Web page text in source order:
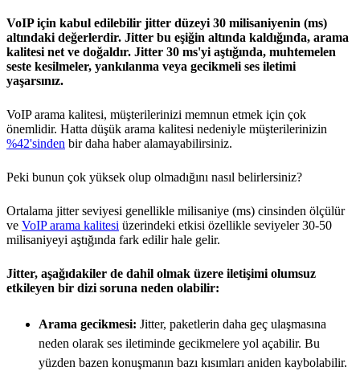
VoIP için kabul edilebilir jitter düzeyi 30 milisaniyenin (ms)
altındaki değerlerdir. Jitter bu eşiğin altında kaldığında, arama
kalitesi net ve doğaldır. Jitter 30 ms'yi aştığında, muhtemelen
seste kesilmeler, yankılanma veya gecikmeli ses iletimi
yaşarsınız.
VoIP arama kalitesi, müşterilerinizi memnun etmek için çok
önemlidir. Hatta düşük arama kalitesi nedeniyle müşterilerinizin
%42'sinden bir daha haber alamayabilirsiniz.
Peki bunun çok yüksek olup olmadığını nasıl belirlersiniz?
Ortalama jitter seviyesi genellikle milisaniye (ms) cinsinden ölçülür
ve VoIP arama kalitesi üzerindeki etkisi özellikle seviyeler 30-50
milisaniyeyi aştığında fark edilir hale gelir.
Jitter, aşağıdakiler de dahil olmak üzere iletişimi olumsuz
etkileyen bir dizi soruna neden olabilir:
Arama gecikmesi: Jitter, paketlerin daha geç ulaşmasına
neden olarak ses iletiminde gecikmelere yol açabilir. Bu
yüzden bazen konuşmanın bazı kısımları aniden kaybolabilir.